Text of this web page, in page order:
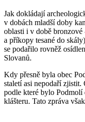
Jak dokládají
v dobách mladší doby
oblasti i v době
a příkopy tesané do
se podařilo rovněž
Slovanů.
Kdy přesně byla obec
staletí asi nepodaří
podle které bylo
klášteru. Tato zpráva